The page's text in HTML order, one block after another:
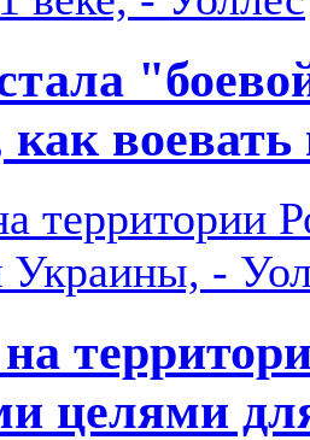
как
целями